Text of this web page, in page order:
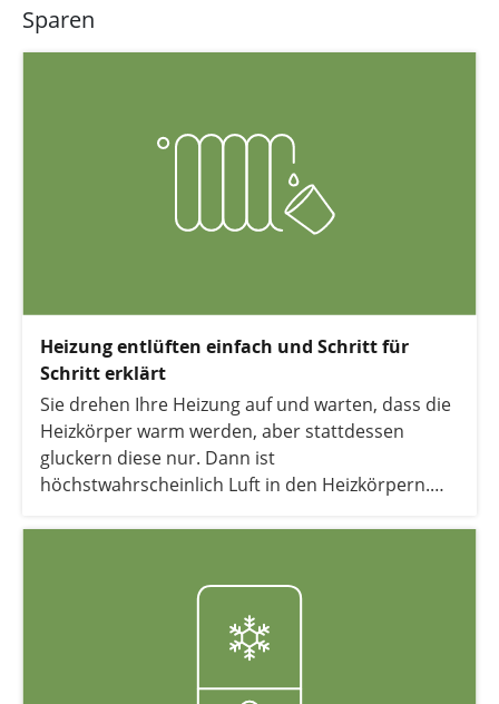
Sparen
Heizung entlüften einfach und Schritt für
Schritt erklärt
Sie drehen Ihre Heizung auf und warten, dass die
Heizkörper warm werden, aber stattdessen
gluckern diese nur. Dann ist
höchstwahrscheinlich Luft in den Heizkörpern.
entlüften. Wie das geht und was Sie benötigen,
erklären wir Ihnen Schritt für Schritt.